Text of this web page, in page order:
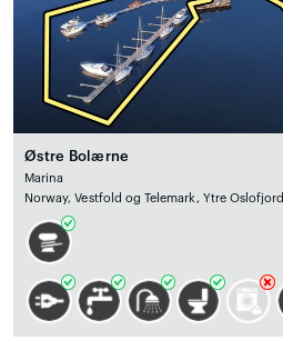
Østre Bolærne
Marina
Norway, Vestfold og Telemark, Ytre Oslofjord